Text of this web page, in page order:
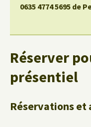
0635 4774 5695 de
Réserver
présentiel
Réservations et